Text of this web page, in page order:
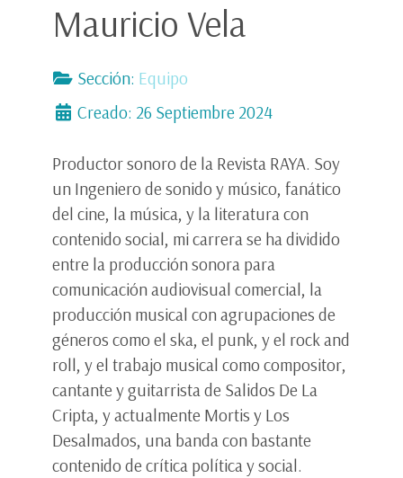
Mauricio Vela
Sección: Equipo
Creado: 26 Septiembre 2024
Productor sonoro de la Revista RAYA. Soy
un Ingeniero de sonido y músico, fanático
del cine, la música, y la literatura con
contenido social, mi carrera se ha dividido
entre la producción sonora para
comunicación audiovisual comercial, la
producción musical con agrupaciones de
géneros como el ska, el punk, y el rock and
roll, y el trabajo musical como compositor,
cantante y guitarrista de Salidos De La
Cripta, y actualmente Mortis y Los
Desalmados, una banda con bastante
contenido de crítica política y social.